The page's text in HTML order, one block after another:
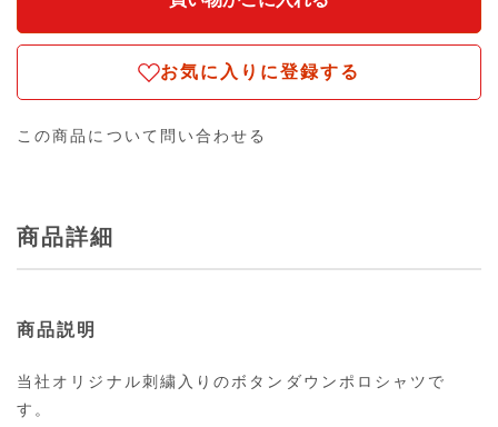
お気に入りに登録する
この商品について問い合わせる
商品詳細
商品説明
当社オリジナル刺繍入りのボタンダウンポロシャツで
す。